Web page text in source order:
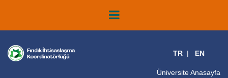
TR EN
Üniversite Anasayfa